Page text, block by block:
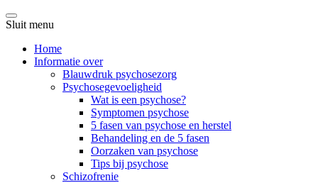
Sluit menu
Home
Informatie over
Blauwdruk psychosezorg
Psychosegevoeligheid
Wat is een psychose?
Symptomen psychose
5 fasen van psychose en herstel
Behandeling en de 5 fasen
Oorzaken van psychose
Tips bij psychose
Schizofrenie